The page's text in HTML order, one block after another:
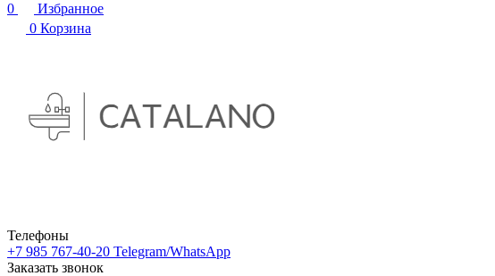
0
Избранное
0 Корзина
Телефоны
+7 985 767-40-20 Telegram/WhatsApp
Заказать звонок